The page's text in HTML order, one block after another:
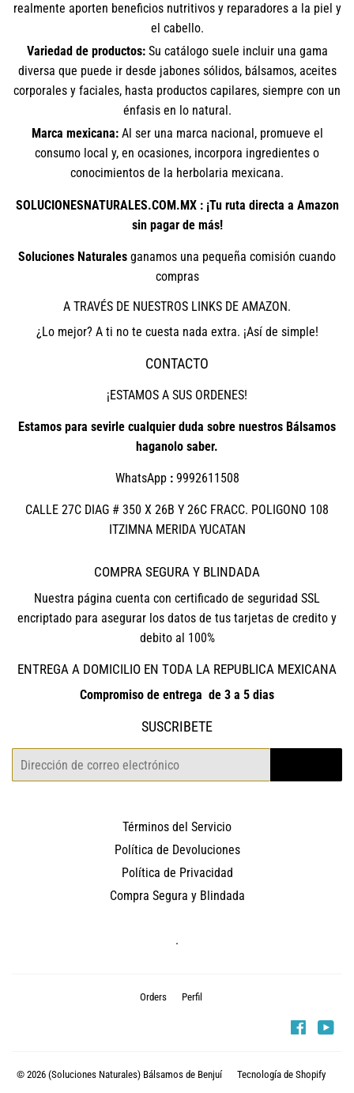
realmente aporten beneficios nutritivos y reparadores a la piel y
el cabello.
Variedad de productos:Su catálogo suele incluir una gama
diversa que puede ir desde jabones sólidos, bálsamos, aceites
corporales y faciales, hasta productos capilares, siempre con un
énfasis en lo natural.
Marca mexicana:Al ser una marca nacional, promueve el
consumo local y, en ocasiones, incorpora ingredientes o
conocimientos de la herbolaria mexicana.
SOLUCIONESNATURALES.COM.MX : ¡Tu ruta directa a Amazon
sin pagar de más!
Soluciones Naturales ganamos una pequeña comisión cuando
compras
A TRAVÉS DE NUESTROS LINKS DE AMAZON.
¿Lo mejor? A ti no te cuesta nada extra. ¡Así de simple!
CONTACTO
¡ESTAMOS A SUS ORDENES!
Estamos para sevirle cualquier duda sobre nuestros Bálsamos
haganolo saber.
WhatsApp : 9992611508
CALLE 27C DIAG # 350 X 26B Y 26C FRACC. POLIGONO 108
ITZIMNA MERIDA YUCATAN
COMPRA SEGURA Y BLINDADA
Nuestra página cuenta con certificado de seguridad SSL
encriptado para asegurar los datos de tus tarjetas de credito y
debito al 100%
ENTREGA A DOMICILIO EN TODA LA REPUBLICA MEXICANA
Compromiso de entrega de 3 a 5 dias
SUSCRIBETE
Correo
Términos del Servicio
Política de Devoluciones
Política de Privacidad
Compra Segura y Blindada
.
Orders Perfil
© 2026 (Soluciones Naturales) Bálsamos de Benjuí Tecnología de Shopify